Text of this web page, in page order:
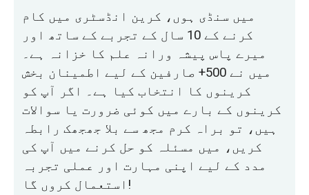
میں سنڈی ہوں، کرین انڈسٹری میں کام
کرنے کے 10 سال کے تجربے کے ساتھ اور
میرے پاس پیشہ ورانہ علم کا خزانہ ہے۔
میں نے 500+ صارفین کے لیے اطمینان بخش
کرینوں کا انتخاب کیا ہے۔ اگر آپ کو
کرینوں کے بارے میں کوئی ضرورت یا سوالات
ہیں، تو براہ کرم مجھ سے بلا جھجھک رابطہ
کریں، میں مسئلہ کو حل کرنے میں آپ کی
مدد کے لیے اپنی مہارت اور عملی تجربہ
استعمال کروں گا!